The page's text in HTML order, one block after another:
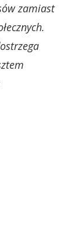
zamiast